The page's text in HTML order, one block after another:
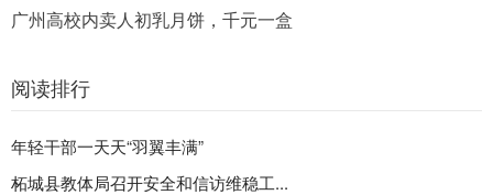
广州高校内卖人初乳月饼，千元一盒
阅读排行
年轻干部一天天“羽翼丰满”
柘城县教体局召开安全和信访维稳工...